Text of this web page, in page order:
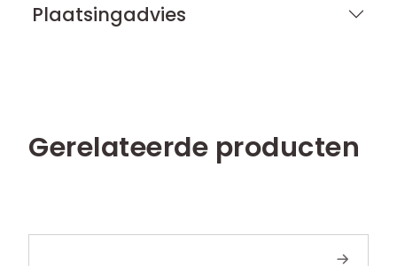
Plaatsingadvies
Gerelateerde producten